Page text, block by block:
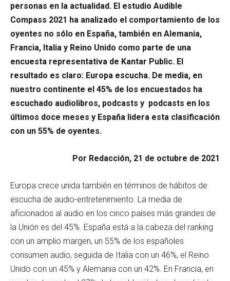
personas en la actualidad. El estudio Audible
Compass 2021 ha analizado el comportamiento de los
oyentes no sólo en España, también en Alemania,
Francia, Italia y Reino Unido como parte de una
encuesta representativa de Kantar Public. El
resultado es claro: Europa escucha. De media, en
nuestro continente el 45% de los encuestados ha
escuchado audiolibros, podcasts y podcasts en los
últimos doce meses y España lidera esta clasificación
con un 55% de oyentes.
Por Redacción, 21 de octubre de 2021
Europa crece unida también en términos de hábitos de
escucha de audio-entretenimiento. La media de
aficionados al audio en los cinco países más grandes de
la Unión es del 45%. España está a la cabeza del ranking
con un amplio margen, un 55% de los españoles
consumen audio, seguida de Italia con un 46%, el Reino
Unido con un 45% y Alemania con un 42%. En Francia, en